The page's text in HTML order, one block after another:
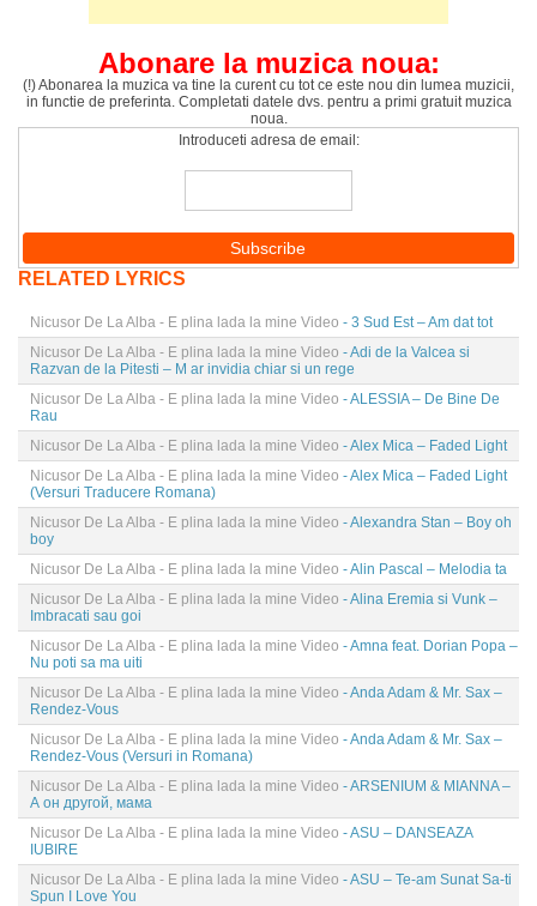
Abonare la muzica noua:
(!) Abonarea la muzica va tine la curent cu tot ce este nou din lumea muzicii,
in functie de preferinta. Completati datele dvs. pentru a primi gratuit muzica
noua.
Introduceti adresa de email:
RELATED LYRICS
Nicusor De La Alba - E plina lada la mine Video - 3 Sud Est – Am dat tot
Nicusor De La Alba - E plina lada la mine Video - Adi de la Valcea si
Razvan de la Pitesti – M ar invidia chiar si un rege
Nicusor De La Alba - E plina lada la mine Video - ALESSIA – De Bine De
Rau
Nicusor De La Alba - E plina lada la mine Video - Alex Mica – Faded Light
Nicusor De La Alba - E plina lada la mine Video - Alex Mica – Faded Light
(Versuri Traducere Romana)
Nicusor De La Alba - E plina lada la mine Video - Alexandra Stan – Boy oh
boy
Nicusor De La Alba - E plina lada la mine Video - Alin Pascal – Melodia ta
Nicusor De La Alba - E plina lada la mine Video - Alina Eremia si Vunk –
Imbracati sau goi
Nicusor De La Alba - E plina lada la mine Video - Amna feat. Dorian Popa –
Nu poti sa ma uiti
Nicusor De La Alba - E plina lada la mine Video - Anda Adam & Mr. Sax –
Rendez-Vous
Nicusor De La Alba - E plina lada la mine Video - Anda Adam & Mr. Sax –
Rendez-Vous (Versuri in Romana)
Nicusor De La Alba - E plina lada la mine Video - ARSENIUM & MIANNA –
А он другой, мама
Nicusor De La Alba - E plina lada la mine Video - ASU – DANSEAZA
IUBIRE
Nicusor De La Alba - E plina lada la mine Video - ASU – Te-am Sunat Sa-ti
Spun I Love You